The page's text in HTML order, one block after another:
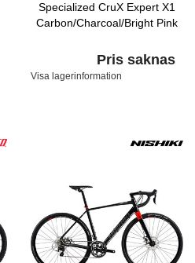
Specialized CruX Expert X1
Carbon/Charcoal/Bright Pink
Pris saknas
Visa lagerinformation